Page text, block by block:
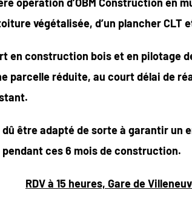
végétalisée, d’un plancher CLT
en construction bois et en pilotage
parcelle réduite, au court délai de
être adapté de sorte à garantir un
ces 6 mois de construction.
RDV à 15 heures, Gare de